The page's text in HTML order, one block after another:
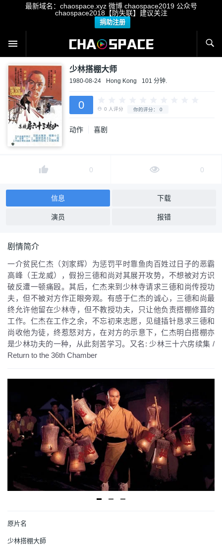
最新域名：chaospace.xyz 微博 chaospace2019 公众号
chaospace2018【防失联】建议关注
捐助注册
少林搭棚大师
1980-08-24 Hong Kong 101 分钟.
0
动作 喜剧
0 0
信息 下载
演员 报错
剧情简介
一介贫民仁杰（刘家辉）为惩罚平时靠鱼肉百姓过日子的恶霸
高峰（王龙威），假扮三德和尚对其展开攻势，不想被对方识
破反遭一顿痛殴。其后，仁杰来到少林寺请求三德和尚传授功
夫，但不被对方作正眼旁观。有感于仁杰的诚心，三德和尚最
终允许他留在少林寺，但不教授功夫，只让他负责搭棚修葺的
工作。仁杰在工作之余，不忘初来志愿，见缝插针恳求三德和
尚收他为徒，终惹怒对方，在对方的示意下，仁杰明白搭棚亦
是少林功夫的一种，从此刻苦学习。 又名: 少林三十六房续集 /
Return to the 36th Chamber
原片名
少林搭棚大師